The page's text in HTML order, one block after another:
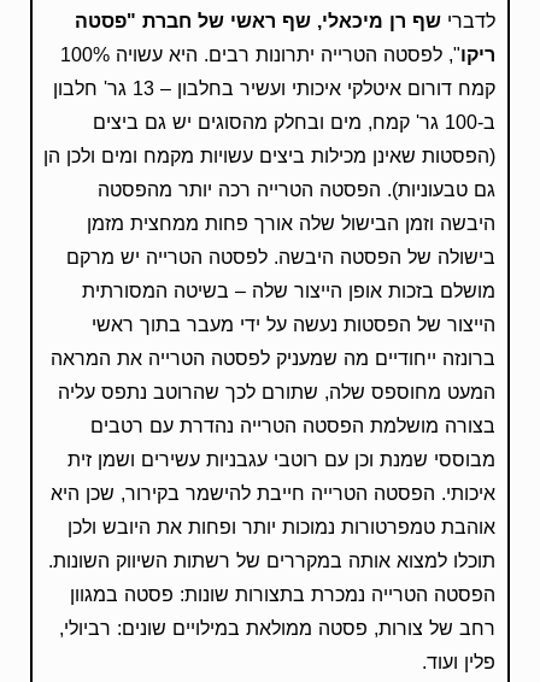
לדברישף רן מיכאלי, שף ראשי של חברת "פסטה
ריקו
", לפסטה הטרייה יתרונות רבים. היא עשויה 100%
קמח דורום איטלקי איכותי ועשיר בחלבון – 13 גר' חלבון
ב-100 גר' קמח, מים ובחלק מהסוגים יש גם ביצים
(הפסטות שאינן מכילות ביצים עשויות מקמח ומים ולכן הן
גם טבעוניות). הפסטה הטרייה רכה יותר מהפסטה
היבשה וזמן הבישול שלה אורך פחות ממחצית מזמן
בישולה של הפסטה היבשה. לפסטה הטרייה יש מרקם
מושלם בזכות אופן הייצור שלה – בשיטה המסורתית
הייצור של הפסטות נעשה על ידי מעבר בתוך ראשי
ברונזה ייחודיים מה שמעניק לפסטה הטרייה את המראה
המעט מחוספס שלה, שתורם לכך שהרוטב נתפס עליה
בצורה מושלמת הפסטה הטרייה נהדרת עם רטבים
מבוססי שמנת וכן עם רוטבי עגבניות עשירים ושמן זית
איכותי. הפסטה הטרייה חייבת להישמר בקירור, שכן היא
אוהבת טמפרטורות נמוכות יותר ופחות את היובש ולכן
תוכלו למצוא אותה במקררים של רשתות השיווק השונות.
הפסטה הטרייה נמכרת בתצורות שונות: פסטה במגוון
רחב של צורות, פסטה ממולאת במילויים שונים: רביולי,
פלין ועוד.